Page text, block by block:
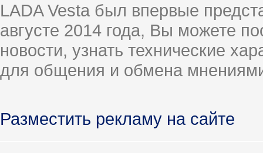
LADA Vesta был впервые
августе 2014 года, Вы можете
новости, узнать технические
для общения и обмена
Разместить рекламу на сайте